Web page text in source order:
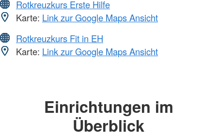
Rotkreuzkurs Erste Hilfe
Karte: Link zur Google Maps Ansicht
Rotkreuzkurs Fit in EH
Karte: Link zur Google Maps Ansicht
Einrichtungen im
Überblick